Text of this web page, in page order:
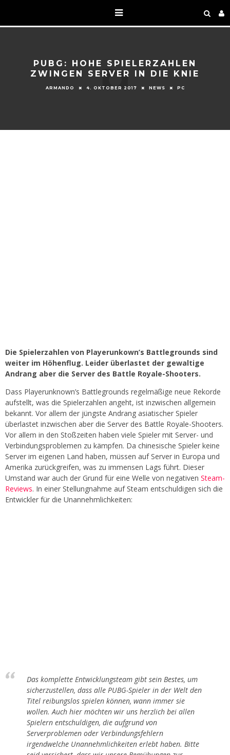
PUBG: HOHE SPIELERZAHLEN
ZWINGEN SERVER IN DIE KNIE
ARMANDO 4. OKTOBER 2017 NEWS PC
Die Spielerzahlen von Playerunkown’s Battlegrounds sind
weiter im Höhenflug. Leider überlastet der gewaltige
Andrang aber die Server des Battle Royale-Shooters.
Dass Playerunknown’s Battlegrounds regelmäßige neue Rekorde
aufstellt, was die Spielerzahlen angeht, ist inzwischen allgemein
bekannt. Vor allem der jüngste Andrang asiatischer Spieler
überlastet inzwischen aber die Server des Battle Royale-Shooters.
Vor allem in den Stoßzeiten haben viele Spieler mit Server- und
Verbindungsproblemen zu kämpfen. Da chinesische Spieler keine
Server im eigenen Land haben, müssen auf Server in Europa und
Amerika zurückgreifen, was zu immensen Lags führt. Dieser
Umstand war auch der Grund für eine Welle von negativen Steam-
Reviews. In einer Stellungnahme auf Steam entschuldigen sich die
Entwickler für die Unannehmlichkeiten:
Das komplette Entwicklungsteam gibt sein Bestes, um
sicherzustellen, dass alle PUBG-Spieler in der Welt den
Titel reibungslos spielen können, wann immer sie
wollen. Auch hier möchten wir uns herzlich bei allen
Spielern entschuldigen, die aufgrund von
Serverproblemen oder Verbindungsfehlern
irgendwelche Unannehmlichkeiten erlebt haben. Bitte